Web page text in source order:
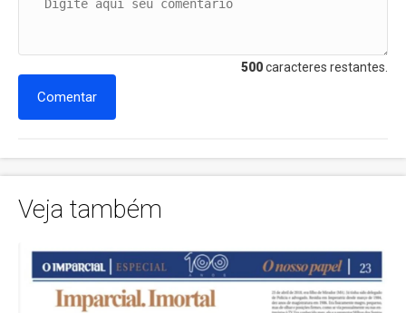
500caracteres restantes.
Comentar
Veja também